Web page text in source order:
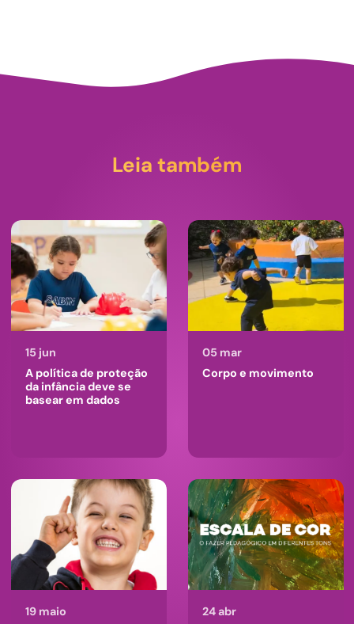
Leia também
15 jun
A política de proteção
da infância deve se
basear em dados
05 mar
Corpo e movimento
19 maio
24 abr